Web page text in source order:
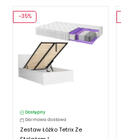
Dostępny
Darmowa dostawa
Zestaw Łóżko Tetrix Ze
-35%